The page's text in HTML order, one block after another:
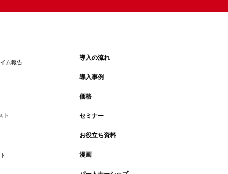
ム報告
ト
導入の流れ
導入事例
価格
セミナー
お役立ち資料
漫画